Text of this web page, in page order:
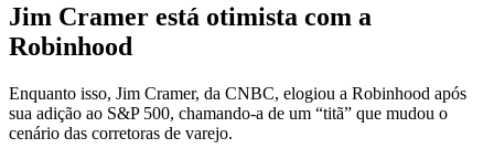
Jim Cramer está otimista com a
Robinhood
Enquanto isso, Jim Cramer, da CNBC, elogiou a Robinhood após
sua adição ao S&P 500, chamando-a de um “titã” que mudou o
cenário das corretoras de varejo.